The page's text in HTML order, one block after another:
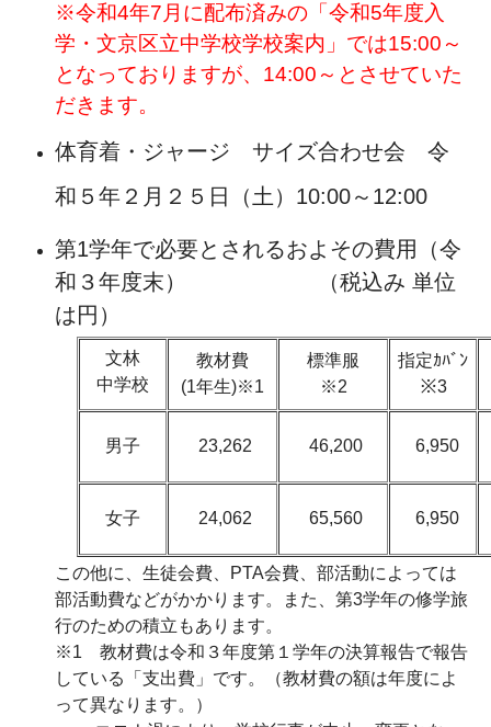
※令和4年7月に配布済みの「令和5年度入
学・文京区立中学校学校案内」では15:00～
となっておりますが、14:00～とさせていた
だきます。
体育着・ジャージ サイズ合わせ会 令
和５年２月２５日（土）10:00～12:00
第1学年で必要とされるおよその費用（令
和３年度末） （税込み 単位
は円）
文林
中学校
教材費
(1年生)※1
標準服
※2
指定ｶﾊﾞﾝ
※3
男子 23,262 46,200 6,950
女子 24,062 65,560 6,950
この他に、生徒会費、PTA会費、部活動によっては
部活動費などがかかります。また、第3学年の修学旅
行のための積立もあります。
※1 教材費は令和３年度第１学年の決算報告で報告
している「支出費」です。（教材費の額は年度によ
って異なります。）